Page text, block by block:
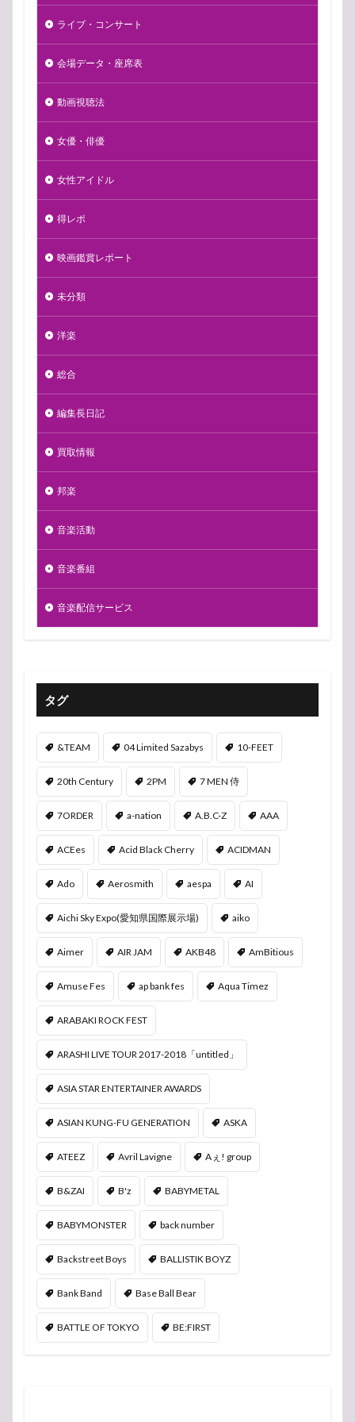
ライブ・コンサート
会場データ・座席表
動画視聴法
女優・俳優
女性アイドル
得レポ
映画鑑賞レポート
未分類
洋楽
総合
編集長日記
買取情報
邦楽
音楽活動
音楽番組
音楽配信サービス
タグ
&TEAM 04 Limited Sazabys 10-FEET
20th Century 2PM 7 MEN 侍
7ORDER a-nation A.B.C-Z AAA
ACEes Acid Black Cherry ACIDMAN
Ado Aerosmith aespa AI
Aichi Sky Expo(愛知県国際展示場) aiko
Aimer AIR JAM AKB48 AmBitious
Amuse Fes ap bank fes Aqua Timez
ARABAKI ROCK FEST
ARASHI LIVE TOUR 2017-2018「untitled」
ASIA STAR ENTERTAINER AWARDS
ASIAN KUNG-FU GENERATION ASKA
ATEEZ Avril Lavigne Aぇ! group
B&ZAI B'z BABYMETAL
BABYMONSTER back number
Backstreet Boys BALLISTIK BOYZ
Bank Band Base Ball Bear
BATTLE OF TOKYO BE:FIRST